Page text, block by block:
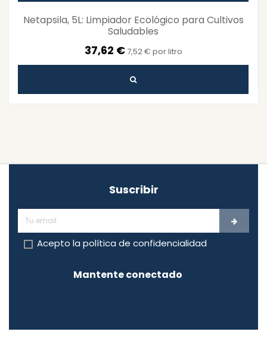
Netapsila, 5L: Limpiador Ecológico para Cultivos
Saludables
37,62 €7,52 € por litro
Suscribir
Acepto la política de confidencialidad
Mantente conectado